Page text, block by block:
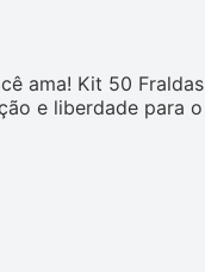
ama! Kit 50 Fraldas
e liberdade para o